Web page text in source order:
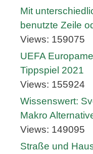
Mit
benutzte Zeile
Views: 159075
UEFA
Tippspiel 2021
Views: 155924
Wissenswert:
Makro
Views: 149095
Straße und